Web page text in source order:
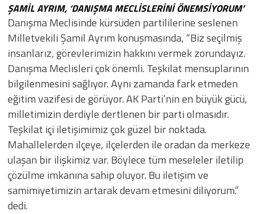
ŞAMİL AYRIM, ‘DANIŞMA MECLİSLERİNİ ÖNEMSİYORUM’
Danışma Meclisinde kürsüden partililerine seslenen
Milletvekili Şamil Ayrım konuşmasında, “Biz seçilmiş
insanlarız, görevlerimizin hakkını vermek zorundayız.
Danışma Meclisleri çok önemli. Teşkilat mensuplarının
bilgilenmesini sağlıyor. Aynı zamanda fark etmeden
eğitim vazifesi de görüyor. AK Parti’nin en büyük gücü,
milletimizin derdiyle dertlenen bir parti olmasıdır.
Teşkilat içi iletişimimiz çok güzel bir noktada.
Mahallelerden ilçeye, ilçelerden ile oradan da merkeze
ulaşan bir ilişkimiz var. Böylece tüm meseleler iletilip
çözülme imkanına sahip oluyor. Bu iletişim ve
samimiyetimizin artarak devam etmesini diliyorum.”
dedi.